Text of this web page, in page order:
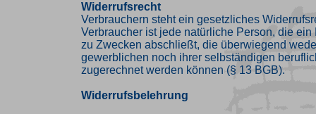
Widerrufsrecht
Verbrauchern steht ein gesetzliches
Verbraucher ist jede natürliche Person, die ein
zu Zwecken abschließt, die überwiegend
gewerblichen noch ihrer selbständigen
zugerechnet werden können (§ 13 BGB).
Widerrufsbelehrung